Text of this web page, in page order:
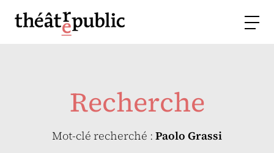
Recherche
Mot-clé recherché : Paolo Grassi